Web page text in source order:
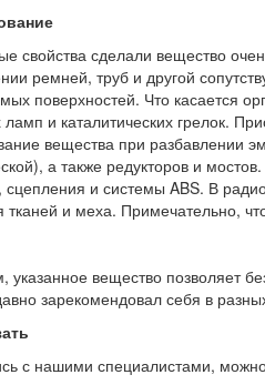
свойства сделали вещество
ремней, труб и другой
поверхностей. Что касается
и каталитических грелок.
вещества при разбавлении
а также редукторов и
сцепления и системы ABS. В
и меха. Примечательно,
указанное вещество позволяет
зарекомендовал себя в
с нашими специалистами,